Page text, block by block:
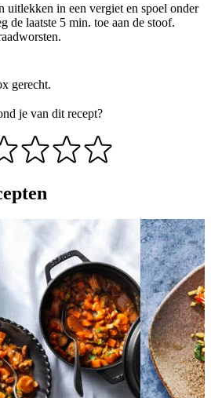
uitlekken in een vergiet en spoel onder
de laatste 5 min. toe aan de stoof.
gerecht.
je van dit recept?